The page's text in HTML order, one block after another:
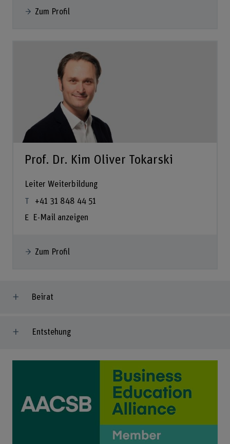
Zum Profil
Prof. Dr. Kim Oliver Tokarski
Leiter Weiterbildung
+41 31 848 44 51
E-Mail anzeigen
Zum Profil
Beirat
Entstehung